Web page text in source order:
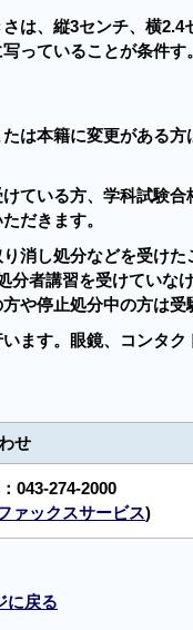
は、縦3センチ、横2.4
っていることが条件す。
は本籍に変更がある
ている方、学科試験
だきます。
消し処分などを受け
分者講習を受けていな
や停止処分中の方は受
ます。眼鏡、コンタ
せ
043-274-2000
ァックスサービス)
に戻る